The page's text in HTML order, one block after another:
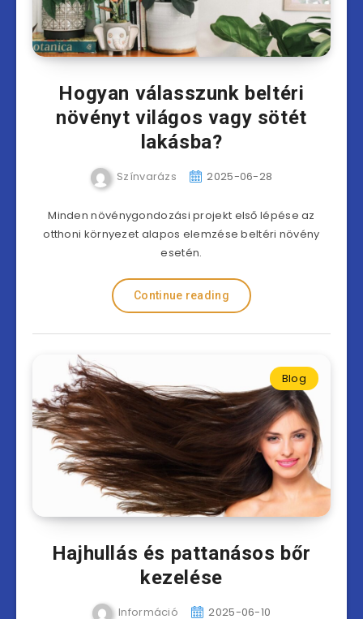
Hogyan válasszunk beltéri
növényt világos vagy sötét
lakásba?
Színvarázs 2025-06-28
Minden növénygondozási projekt első lépése az
otthoni környezet alapos elemzése beltéri növény
esetén.
Continue reading
Blog
Hajhullás és pattanásos bőr
kezelése
Információ 2025-06-10